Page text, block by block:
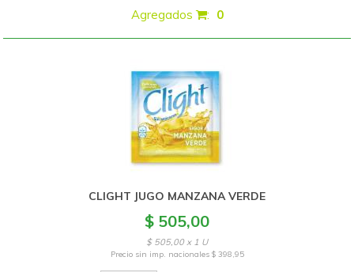
Agregados : 0
CLIGHT JUGO MANZANA VERDE
$ 505,00
$ 505,00 x 1 U
Precio sin imp. nacionales $ 398,95